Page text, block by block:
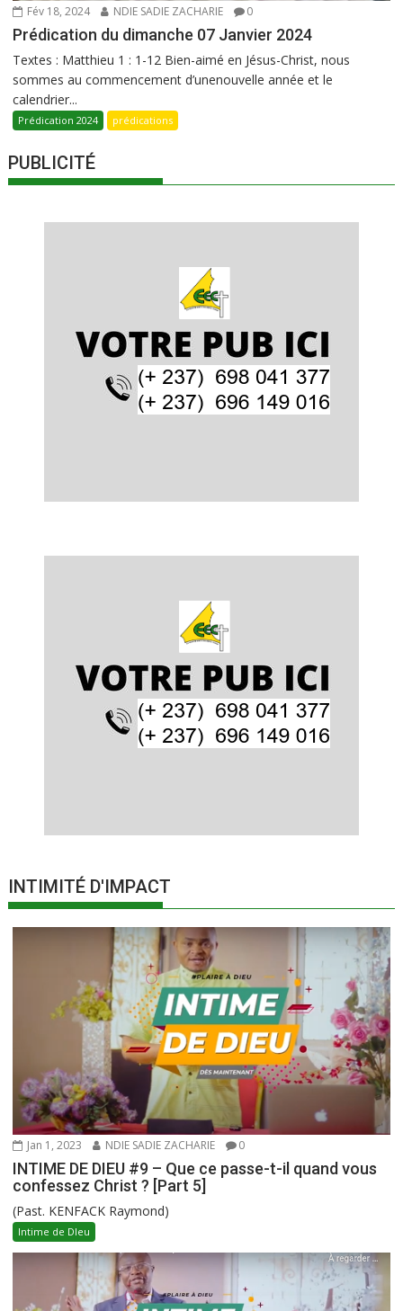
Fév 18, 2024 NDIE SADIE ZACHARIE 0
Prédication du dimanche 07 Janvier 2024
Textes : Matthieu 1 : 1-12 Bien-aimé en Jésus-Christ, nous
sommes au commencement d’unenouvelle année et le
calendrier...
Prédication 2024 prédications
PUBLICITÉ
INTIMITÉ D'IMPACT
Jan 1, 2023 NDIE SADIE ZACHARIE 0
INTIME DE DIEU #9 – Que ce passe-t-il quand vous
confessez Christ ? [Part 5]
(Past. KENFACK Raymond)
Intime de DIeu